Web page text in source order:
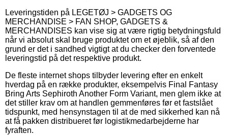
Leveringstiden på LEGETØJ > GADGETS OG
MERCHANDISE > FAN SHOP, GADGETS &
MERCHANDISES kan vise sig at være rigtig betydningsfuld
når vi absolut skal bruge produktet om et øjeblik, så af den
grund er det i sandhed vigtigt at du checker den forventede
leveringstid på det respektive produkt.
De fleste internet shops tilbyder levering efter en enkelt
hverdag på en række produkter, eksempelvis Final Fantasy
Bring Arts Sephiroth Another Form Variant, men glem ikke at
det stiller krav om at handlen gemmenføres før et fastslået
tidspunkt, med hensynstagen til at de med sikkerhed kan nå
at få pakken distribueret før logistikmedarbejderne har
fyraften.